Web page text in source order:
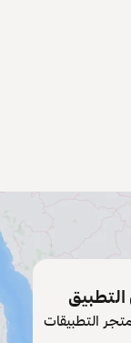
التطبيقات